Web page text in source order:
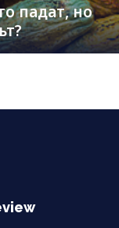
падат, но